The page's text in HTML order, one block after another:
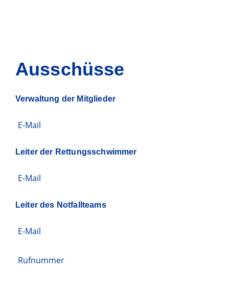
Ausschüsse
Verwaltung der Mitglieder
E-Mail
Leiter der Rettungsschwimmer
E-Mail
Leiter des Notfallteams
E-Mail
Rufnummer